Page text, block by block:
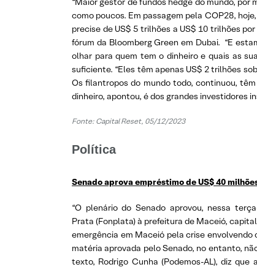
como poucos. Em passagem pela COP28,
precise de US$ 5 trilhões a US$ 10 trilhões
fórum da Bloomberg Green em Dubai. “E
olhar para quem tem o dinheiro e quais as
suficiente. “Eles têm apenas US$ 2 trilhões
Os filantropos do mundo todo, continuou,
dinheiro, apontou, é dos grandes investidores
Fonte: Capital Reset, 05/12/2023
Política
Senado aprova empréstimo de US$ 40
“O plenário do Senado aprovou, nessa
Prata (Fonplata) à prefeitura de Maceió,
emergência em Maceió pela crise
matéria aprovada pelo Senado, no entanto,
texto, Rodrigo Cunha (Podemos-AL), diz